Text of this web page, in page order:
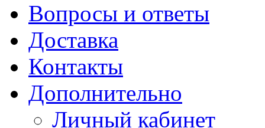
Вопросы и ответы
Доставка
Контакты
Дополнительно
Личный кабинет